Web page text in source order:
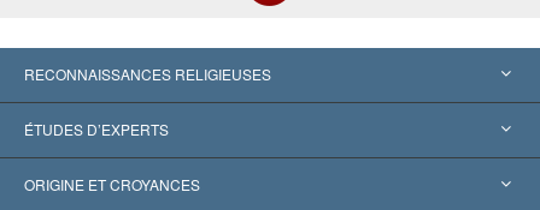
RECONNAISSANCES RELIGIEUSES
États-Unis
Reconnaissances internationales
ÉTUDES D’EXPERTS
Expertises par catégorie
ORIGINE ET CROYANCES